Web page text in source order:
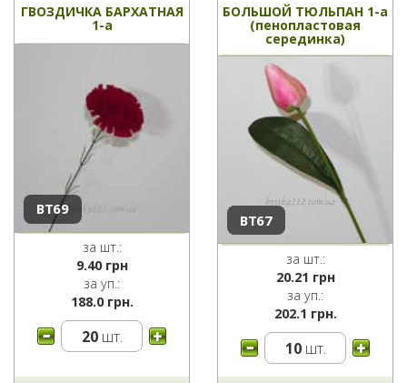
ГВОЗДИЧКА БАРХАТНАЯ
1-а
ВТ69
за шт.:
9.40 грн
за уп.:
188.0 грн.
20шт.
БОЛЬШОЙ ТЮЛЬПАН 1-а
(пенопластовая
серединка)
ВТ67
за шт.:
20.21 грн
за уп.:
202.1 грн.
10шт.